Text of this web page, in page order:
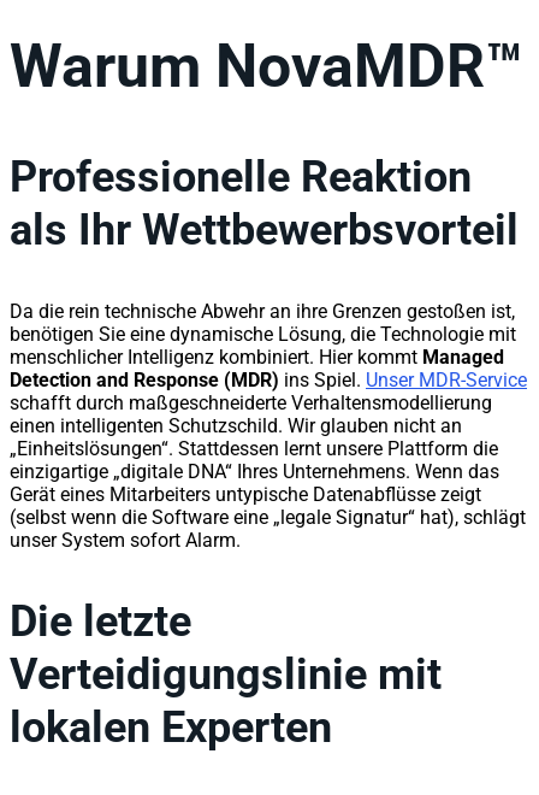
Warum NovaMDR™
Professionelle Reaktion
als Ihr Wettbewerbsvorteil
Da die rein technische Abwehr an ihre Grenzen gestoßen ist,
benötigen Sie eine dynamische Lösung, die Technologie mit
menschlicher Intelligenz kombiniert. Hier kommt Managed
Detection and Response (MDR) ins Spiel. Unser MDR-Service
schafft durch maßgeschneiderte Verhaltensmodellierung
einen intelligenten Schutzschild. Wir glauben nicht an
„Einheitslösungen“. Stattdessen lernt unsere Plattform die
einzigartige „digitale DNA“ Ihres Unternehmens. Wenn das
Gerät eines Mitarbeiters untypische Datenabflüsse zeigt
(selbst wenn die Software eine „legale Signatur“ hat), schlägt
unser System sofort Alarm.
Die letzte
Verteidigungslinie mit
lokalen Experten